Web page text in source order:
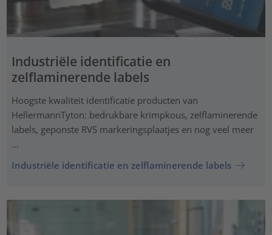
Industriële identificatie en
zelflaminerende labels
Hoogste kwaliteit identificatie producten van
HellermannTyton: bedrukbare krimpkous, zelflaminerende
labels, geponste RVS markeringsplaatjes en nog veel meer
...
Industriële identificatie en zelflaminerende labels